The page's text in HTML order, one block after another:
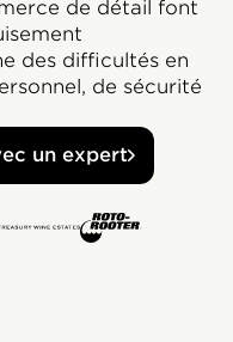
de détail font
des difficultés en
de sécurité
un expert